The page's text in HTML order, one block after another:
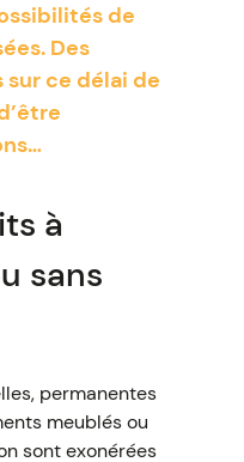
de
Des
ce délai de
à
sans
permanentes
meublés ou
sont exonérées